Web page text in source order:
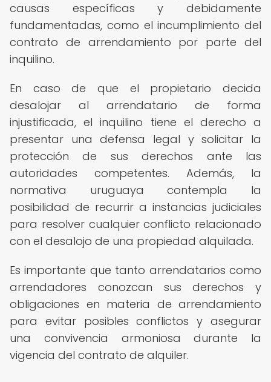
causas específicas y debidamente
fundamentadas, como el incumplimiento del
contrato de arrendamiento por parte del
inquilino.
En caso de que el propietario decida
desalojar al arrendatario de forma
injustificada, el inquilino tiene el derecho a
presentar una defensa legal y solicitar la
protección de sus derechos ante las
autoridades competentes. Además, la
normativa uruguaya contempla la
posibilidad de recurrir a instancias judiciales
para resolver cualquier conflicto relacionado
con el desalojo de una propiedad alquilada.
Es importante que tanto arrendatarios como
arrendadores conozcan sus derechos y
obligaciones en materia de arrendamiento
para evitar posibles conflictos y asegurar
una convivencia armoniosa durante la
vigencia del contrato de alquiler.